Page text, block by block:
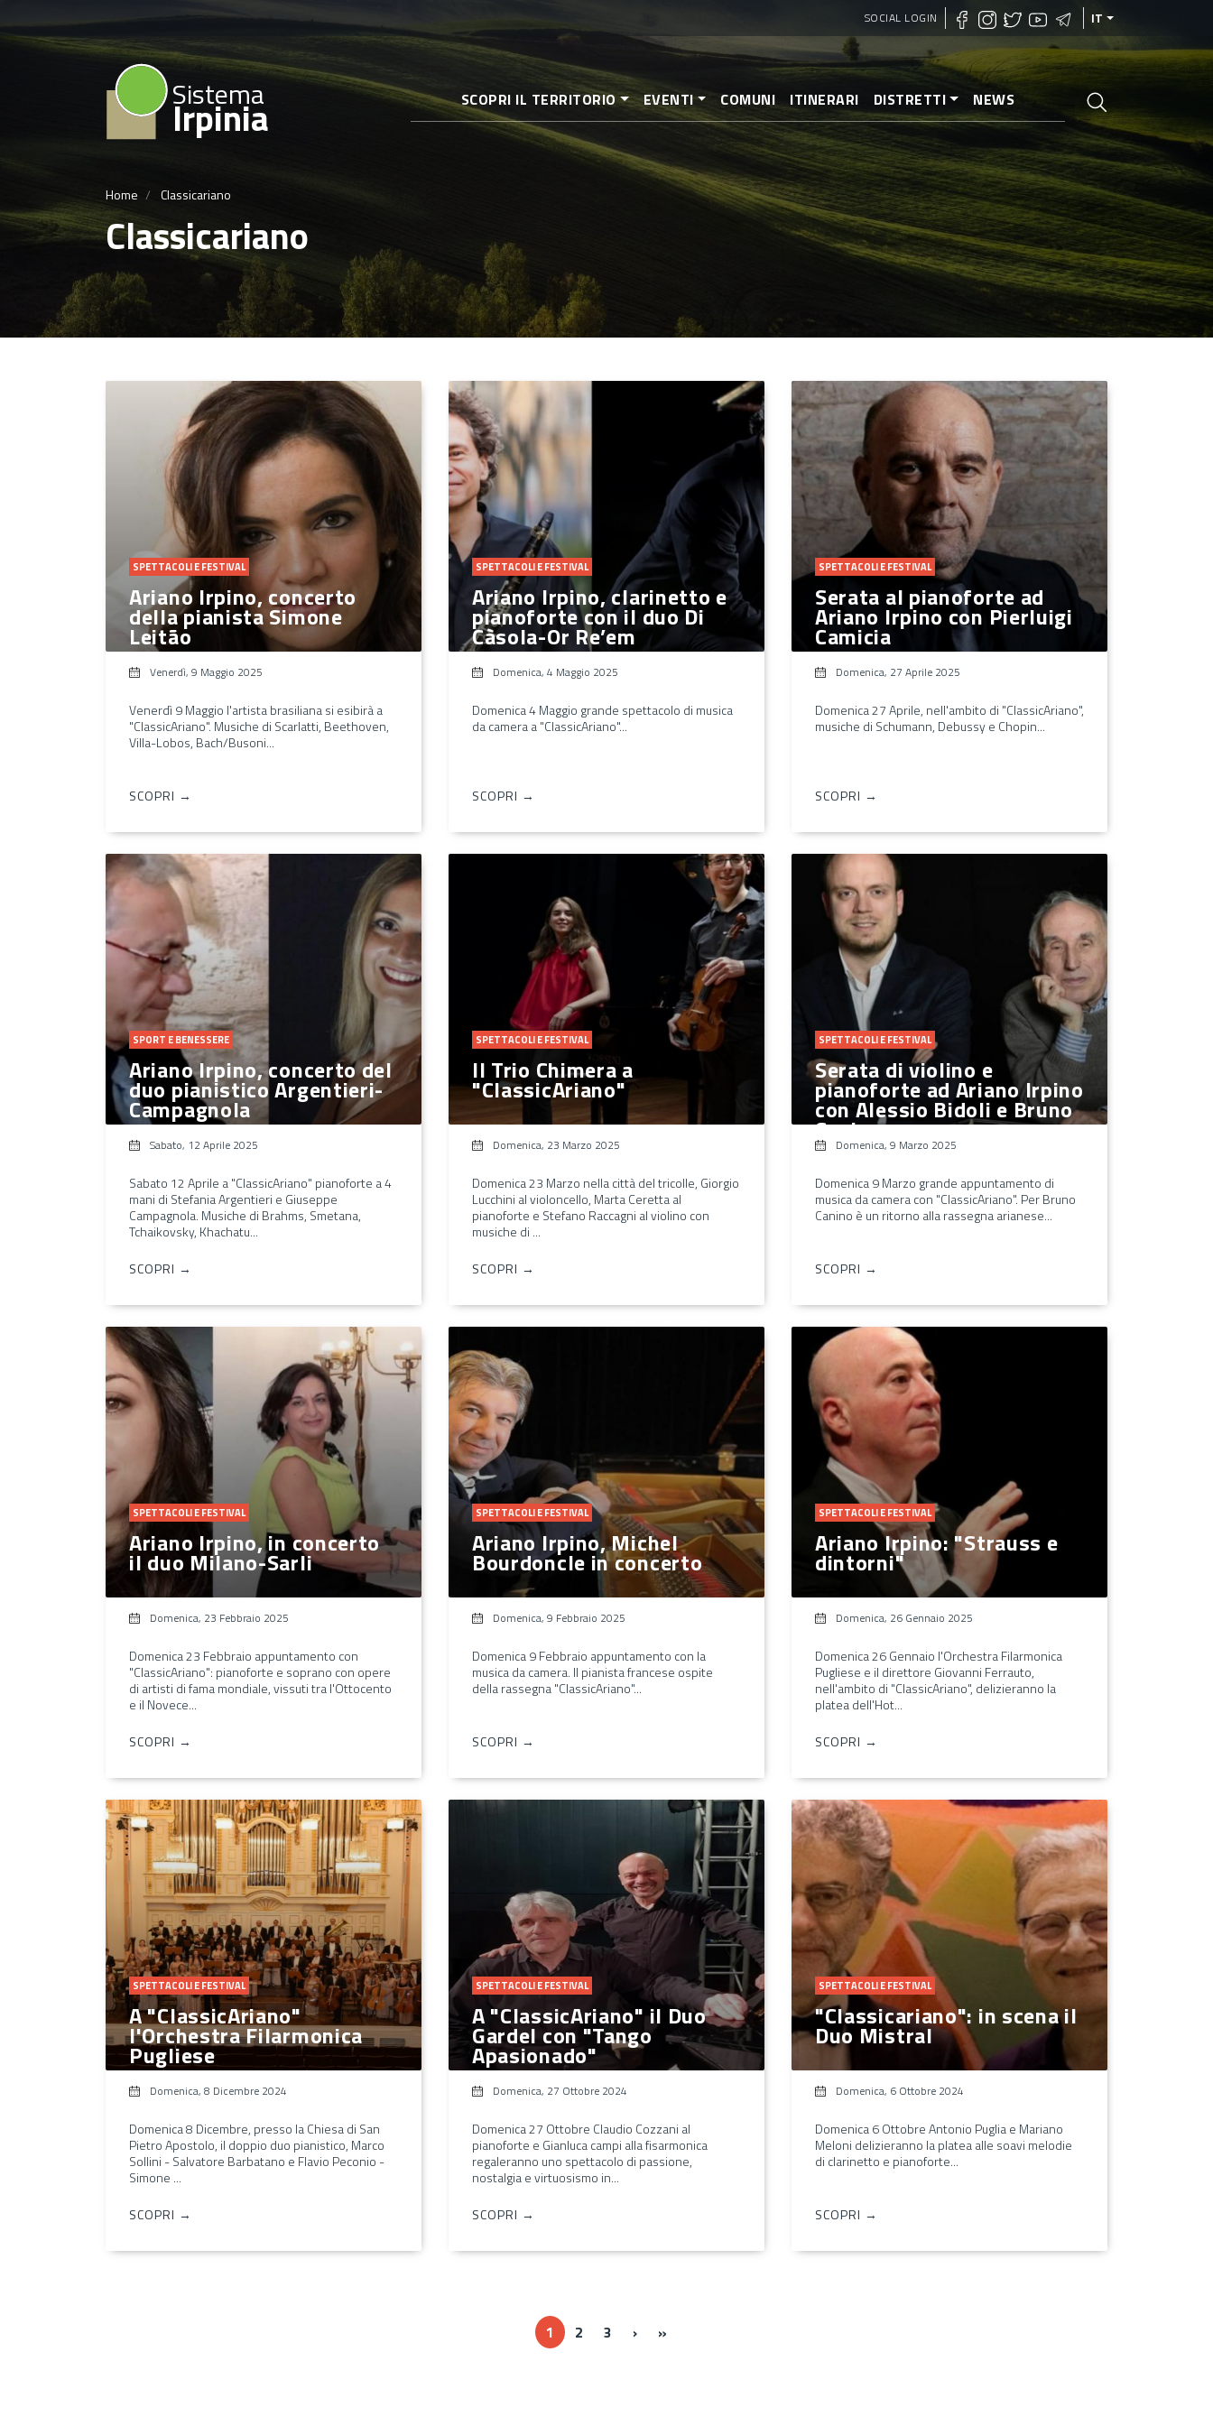
al
contenuto
principale
SOCIAL LOGIN IT
Sistema
Irpinia SCOPRI IL TERRITORIO EVENTI COMUNI ITINERARI DISTRETTI NEWS
Home Classicariano
Classicariano
SPETTACOLI E FESTIVAL
Ariano Irpino, concerto
della pianista Simone
Leitão
Venerdì, 9 Maggio 2025
Venerdì 9 Maggio l'artista brasiliana si esibirà a
"ClassicAriano". Musiche di Scarlatti, Beethoven,
Villa-Lobos, Bach/Busoni...
SCOPRI →
SPETTACOLI E FESTIVAL
Ariano Irpino, clarinetto e
pianoforte con il duo Di
Càsola-Or Re’em
Domenica, 4 Maggio 2025
Domenica 4 Maggio grande spettacolo di musica
da camera a "ClassicAriano"...
SCOPRI →
SPETTACOLI E FESTIVAL
Serata al pianoforte ad
Ariano Irpino con Pierluigi
Camicia
Domenica, 27 Aprile 2025
Domenica 27 Aprile, nell'ambito di "ClassicAriano",
musiche di Schumann, Debussy e Chopin...
SCOPRI →
SPORT E BENESSERE
Ariano Irpino, concerto del
duo pianistico Argentieri-
Campagnola
Sabato, 12 Aprile 2025
Sabato 12 Aprile a "ClassicAriano" pianoforte a 4
mani di Stefania Argentieri e Giuseppe
Campagnola. Musiche di Brahms, Smetana,
Tchaikovsky, Khachatu...
SCOPRI →
SPETTACOLI E FESTIVAL
Il Trio Chimera a
"ClassicAriano"
Domenica, 23 Marzo 2025
Domenica 23 Marzo nella città del tricolle, Giorgio
Lucchini al violoncello, Marta Ceretta al
pianoforte e Stefano Raccagni al violino con
musiche di ...
SCOPRI →
SPETTACOLI E FESTIVAL
Serata di violino e
pianoforte ad Ariano Irpino
con Alessio Bidoli e Bruno
Canino
Domenica, 9 Marzo 2025
Domenica 9 Marzo grande appuntamento di
musica da camera con "ClassicAriano". Per Bruno
Canino è un ritorno alla rassegna arianese...
SCOPRI →
SPETTACOLI E FESTIVAL
Ariano Irpino, in concerto
il duo Milano-Sarli
Domenica, 23 Febbraio 2025
Domenica 23 Febbraio appuntamento con
"ClassicAriano": pianoforte e soprano con opere
di artisti di fama mondiale, vissuti tra l'Ottocento
e il Novece...
SCOPRI →
SPETTACOLI E FESTIVAL
Ariano Irpino, Michel
Bourdoncle in concerto
Domenica, 9 Febbraio 2025
Domenica 9 Febbraio appuntamento con la
musica da camera. Il pianista francese ospite
della rassegna "ClassicAriano"...
SCOPRI →
SPETTACOLI E FESTIVAL
Ariano Irpino: "Strauss e
dintorni"
Domenica, 26 Gennaio 2025
Domenica 26 Gennaio l'Orchestra Filarmonica
Pugliese e il direttore Giovanni Ferrauto,
nell'ambito di "ClassicAriano", delizieranno la
platea dell'Hot...
SCOPRI →
SPETTACOLI E FESTIVAL
A "ClassicAriano"
l'Orchestra Filarmonica
Pugliese
Domenica, 8 Dicembre 2024
Domenica 8 Dicembre, presso la Chiesa di San
Pietro Apostolo, il doppio duo pianistico, Marco
Sollini - Salvatore Barbatano e Flavio Peconio -
Simone ...
SCOPRI →
SPETTACOLI E FESTIVAL
A "ClassicAriano" il Duo
Gardel con "Tango
Apasionado"
Domenica, 27 Ottobre 2024
Domenica 27 Ottobre Claudio Cozzani al
pianoforte e Gianluca campi alla fisarmonica
regaleranno uno spettacolo di passione,
nostalgia e virtuosismo in...
SCOPRI →
SPETTACOLI E FESTIVAL
"Classicariano": in scena il
Duo Mistral
Domenica, 6 Ottobre 2024
Domenica 6 Ottobre Antonio Puglia e Mariano
Meloni delizieranno la platea alle soavi melodie
di clarinetto e pianoforte...
SCOPRI →
1 2 3 ››› »